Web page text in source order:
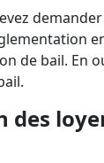
de bail. En
des